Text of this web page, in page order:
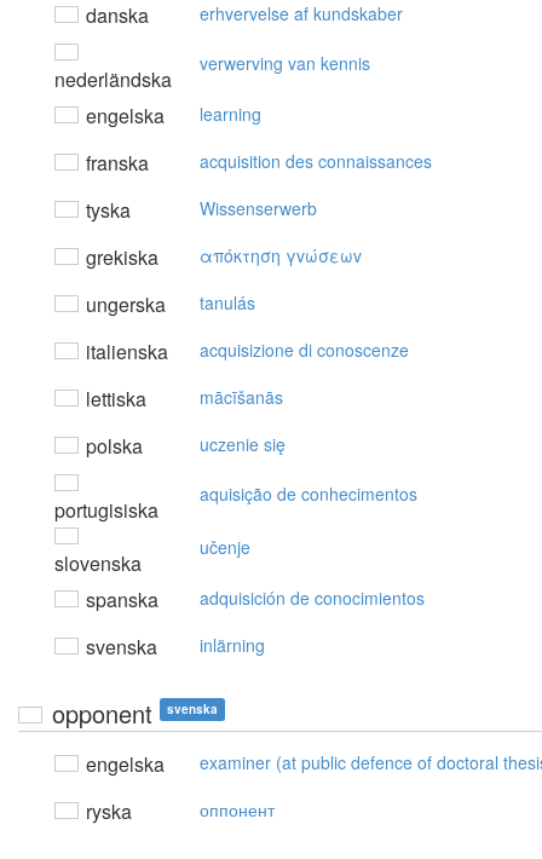
danska erhvervelse af kundskaber
nederländska
verwerving van kennis
engelska learning
franska acquisition des connaissances
tyska Wissenserwerb
grekiska απόκτηση γvώσεωv
ungerska tanulás
italienska acquisizione di conoscenze
lettiska mācīšanās
polska uczenie się
portugisiska
aquisição de conhecimentos
slovenska
učenje
spanska adquisición de conocimientos
svenska inlärning
opponent svenska
engelska examiner (at public defence of doctoral
ryska оппонент